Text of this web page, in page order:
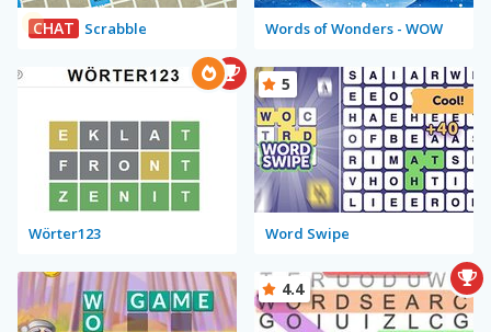
CHAT Scrabble Words of Wonders - WOW
Wörter123 Word Swipe
5
4.4